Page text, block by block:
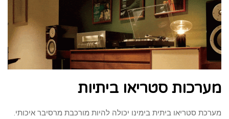
מערכות סטריאו ביתיות
מערכת סטריאו ביתית בימינו יכולה להיות מורכבת מרסיבר איכותי.